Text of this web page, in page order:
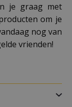
je graag met
om je
nog van
vrienden!